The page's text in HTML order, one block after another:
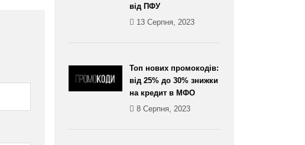
від ПФУ
13 Серпня, 2023
Топ нових промокодів:
від 25% до 30% знижки
на кредит в МФО
8 Серпня, 2023